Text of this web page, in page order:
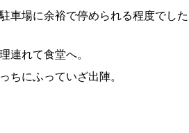
車場に余裕で停められる程度でした
連れて食堂へ。
ちにふっていざ出陣。